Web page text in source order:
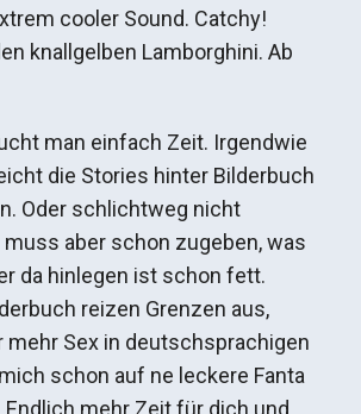
cooler Sound. Catchy!
knallgelben Lamborghini. Ab
man einfach Zeit. Irgendwie
die Stories hinter Bilderbuch
Oder schlichtweg nicht
aber schon zugeben, was
da hinlegen ist schon fett.
reizen Grenzen aus,
mehr Sex in deutschsprachigen
schon auf ne leckere Fanta
mehr Zeit für dich und